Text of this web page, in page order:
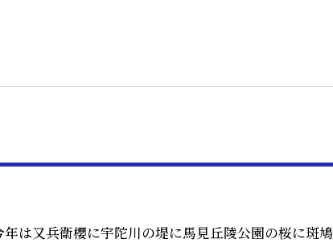
は又兵衛櫻に宇陀川の堤に馬見丘陵公園の桜に斑鳩